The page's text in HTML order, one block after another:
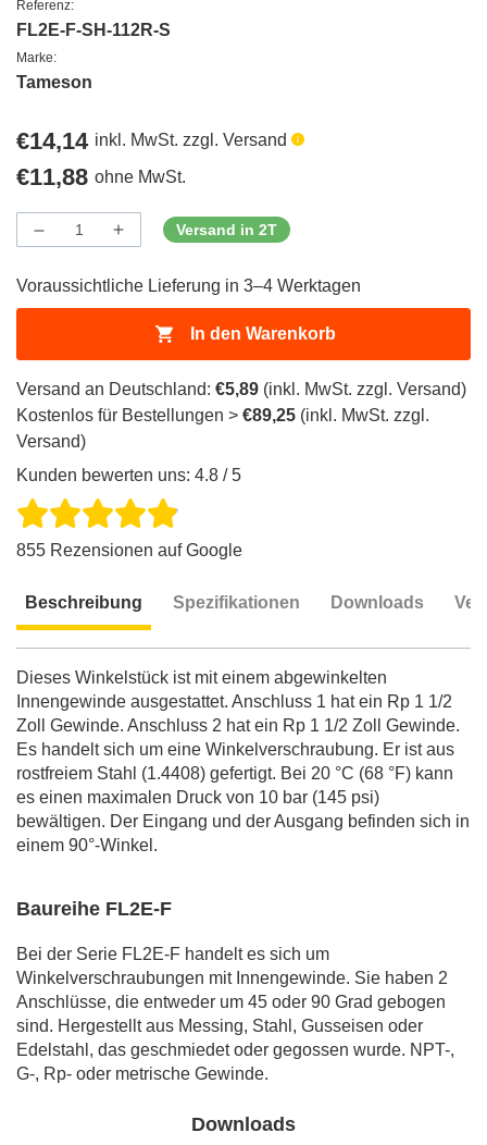
Referenz:
FL2E-F-SH-112R-S
Marke:
Tameson
Regulärer
Preis
€14,14 inkl. MwSt. zzgl. Versand
Regulärer
Preis
€11,88 ohne MwSt.
Menge
Menge
verringern
ProductDrop
Menge
erhöhen
ProductDrop
Versand in 2T
Voraussichtliche Lieferung in 3–4 Werktagen
In den Warenkorb
Versand an Deutschland: €5,89 (inkl. MwSt. zzgl. Versand)
Kostenlos für Bestellungen > €89,25 (inkl. MwSt. zzgl.
Versand)
Kunden bewerten uns: 4.8 / 5
855 Rezensionen auf Google
Beschreibung Spezifikationen Downloads
Dieses Winkelstück ist mit einem abgewinkelten
Innengewinde ausgestattet. Anschluss 1 hat ein Rp 1 1/2
Zoll Gewinde. Anschluss 2 hat ein Rp 1 1/2 Zoll Gewinde.
Es handelt sich um eine Winkelverschraubung. Er ist aus
rostfreiem Stahl (1.4408) gefertigt. Bei 20 °C (68 °F) kann
es einen maximalen Druck von 10 bar (145 psi)
bewältigen. Der Eingang und der Ausgang befinden sich in
einem 90°-Winkel.
Baureihe FL2E-F
Bei der Serie FL2E-F handelt es sich um
Winkelverschraubungen mit Innengewinde. Sie haben 2
Anschlüsse, die entweder um 45 oder 90 Grad gebogen
sind. Hergestellt aus Messing, Stahl, Gusseisen oder
Edelstahl, das geschmiedet oder gegossen wurde. NPT-,
G-, Rp- oder metrische Gewinde.
Downloads